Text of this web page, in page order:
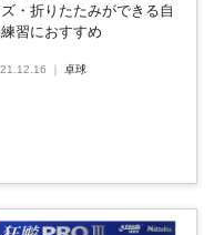
・折りたたみができる自
習におすすめ
卓球